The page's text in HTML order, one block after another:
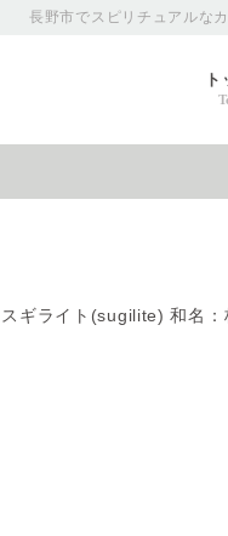
長野市でスピリチュアルな
スギライト(sugilite) 和名：